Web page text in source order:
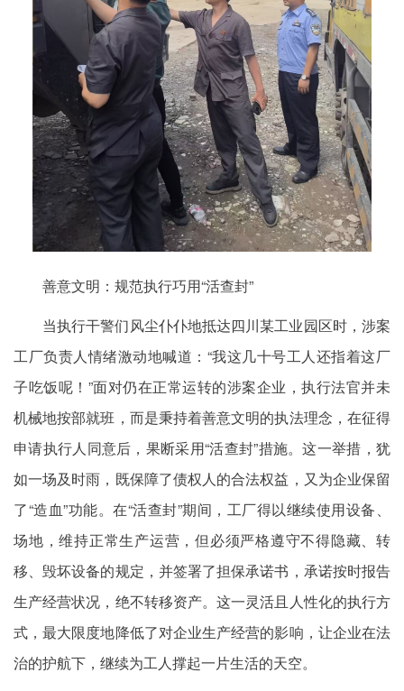
善意文明：规范执行巧用“活查封”
当执行干警们风尘仆仆地抵达四川某工业园区时，涉案
工厂负责人情绪激动地喊道：“我这几十号工人还指着这厂
子吃饭呢！”面对仍在正常运转的涉案企业，执行法官并未
机械地按部就班，而是秉持着善意文明的执法理念，在征得
申请执行人同意后，果断采用“活查封”措施。这一举措，犹
如一场及时雨，既保障了债权人的合法权益，又为企业保留
了“造血”功能。在“活查封”期间，工厂得以继续使用设备、
场地，维持正常生产运营，但必须严格遵守不得隐藏、转
移、毁坏设备的规定，并签署了担保承诺书，承诺按时报告
生产经营状况，绝不转移资产。这一灵活且人性化的执行方
式，最大限度地降低了对企业生产经营的影响，让企业在法
治的护航下，继续为工人撑起一片生活的天空。